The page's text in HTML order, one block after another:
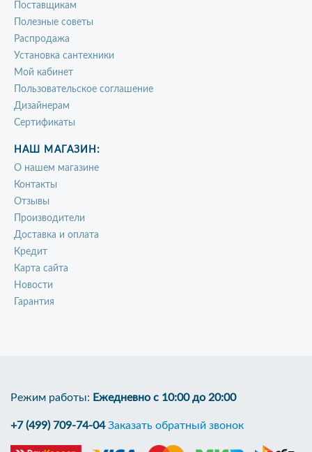
Поставщикам
Полезные советы
Распродажа
Установка сантехники
Мой кабинет
Пользовательское соглашение
Дизайнерам
Сертификаты
НАШ МАГАЗИН:
О нашем магазине
Контакты
Отзывы
Производители
Доставка и оплата
Кредит
Карта сайта
Новости
Гарантия
Режим работы: Ежедневно с 10:00 до 20:00
+7 (499) 709-74-04 Заказать обратный звонок